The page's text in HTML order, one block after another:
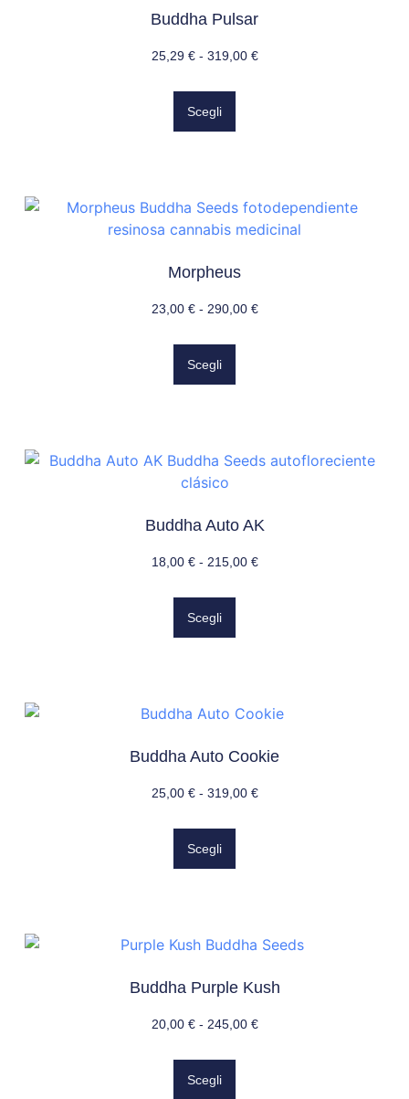
Buddha Pulsar
25,29 € - 319,00 €
Scegli
Morpheus
23,00 € - 290,00 €
Scegli
Buddha Auto AK
18,00 € - 215,00 €
Scegli
Buddha Auto Cookie
25,00 € - 319,00 €
Scegli
Buddha Purple Kush
20,00 € - 245,00 €
Scegli